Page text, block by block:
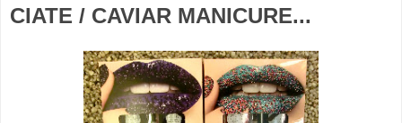
CIATE / CAVIAR MANICURE...